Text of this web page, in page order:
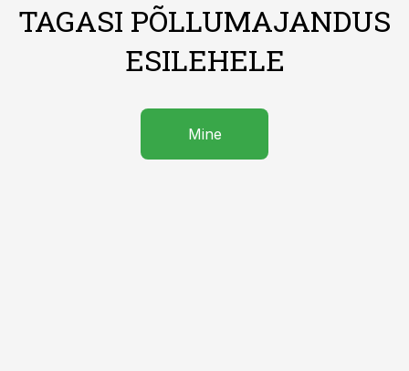
TAGASI PÕLLUMAJANDUS
ESILEHELE
Mine